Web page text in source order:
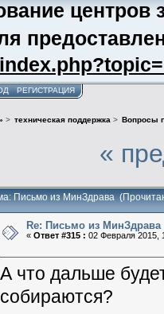
центров
РЕГИСТРАЦИЯ
> техническая поддержка > Вопросы
«
Письмо из МинЗдрава
Re: Письмо из МинЗдрава
« Ответ #315 : 02 Февраля 2015,
А что дальше
собираются?